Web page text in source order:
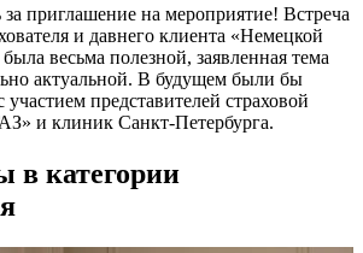
приглашение на мероприятие! Встреча
и давнего клиента «Немецкой
весьма полезной, заявленная тема
актуальной. В будущем были бы
представителей страховой
и клиник Санкт-Петербурга.
в категории